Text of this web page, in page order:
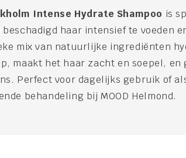
Intense Hydrate Shampoo is
beschadigd haar intensief te voeden
mix van natuurlijke ingrediënten
maakt het haar zacht en soepel, en
Perfect voor dagelijks gebruik of
behandeling bij MOOD Helmond.